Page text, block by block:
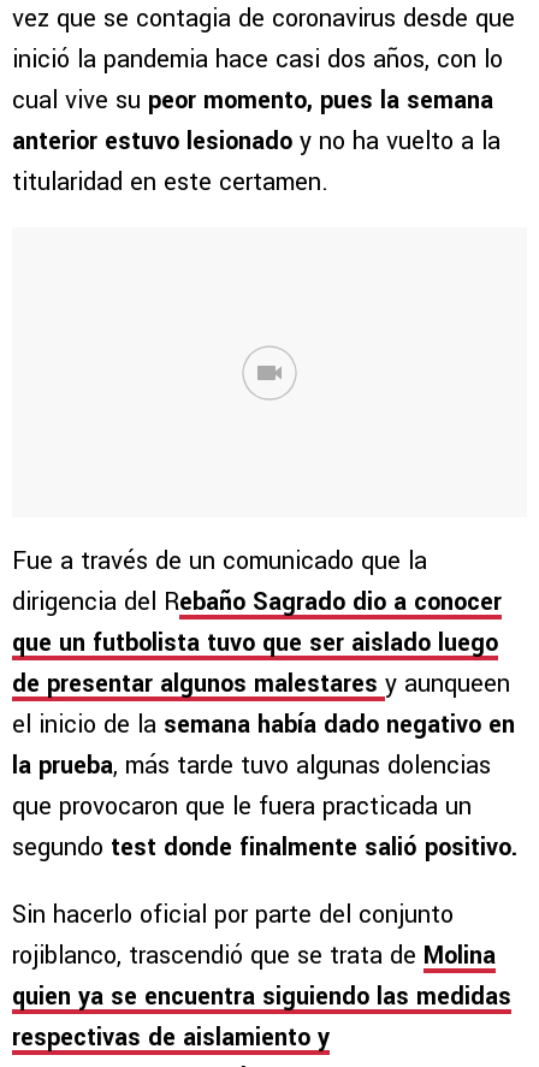
vez que se contagia de coronavirus desde que
inició la pandemia hace casi dos años, con lo
cual vive su peor momento, pues la semana
anterior estuvo lesionado y no ha vuelto a la
titularidad en este certamen.
Fue a través de un comunicado que la
dirigencia del Rebaño Sagrado dio a conocer
que un futbolista tuvo que ser aislado luego
de presentar algunos malestares y aunqueen
el inicio de la semana había dado negativo en
la prueba, más tarde tuvo algunas dolencias
que provocaron que le fuera practicada un
segundo test donde finalmente salió positivo.
Sin hacerlo oficial por parte del conjunto
rojiblanco, trascendió que se trata de Molina
quien ya se encuentra siguiendo las medidas
respectivas de aislamiento y